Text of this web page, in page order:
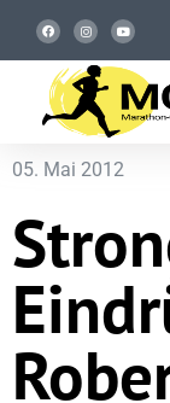
05. Mai 2012